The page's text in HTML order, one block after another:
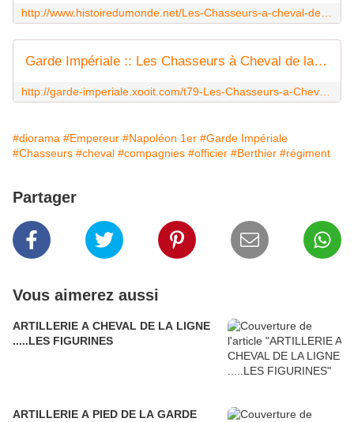
Garde Impériale :: Les Chasseurs à Cheval de la Garde Impériale
#diorama #Empereur #Napoléon 1er #Garde Impériale
#Chasseurs #cheval #compagnies #officier #Berthier #régiment
Partager
Vous aimerez aussi
ARTILLERIE A CHEVAL DE LA LIGNE
.....LES FIGURINES
ARTILLERIE A PIED DE LA GARDE